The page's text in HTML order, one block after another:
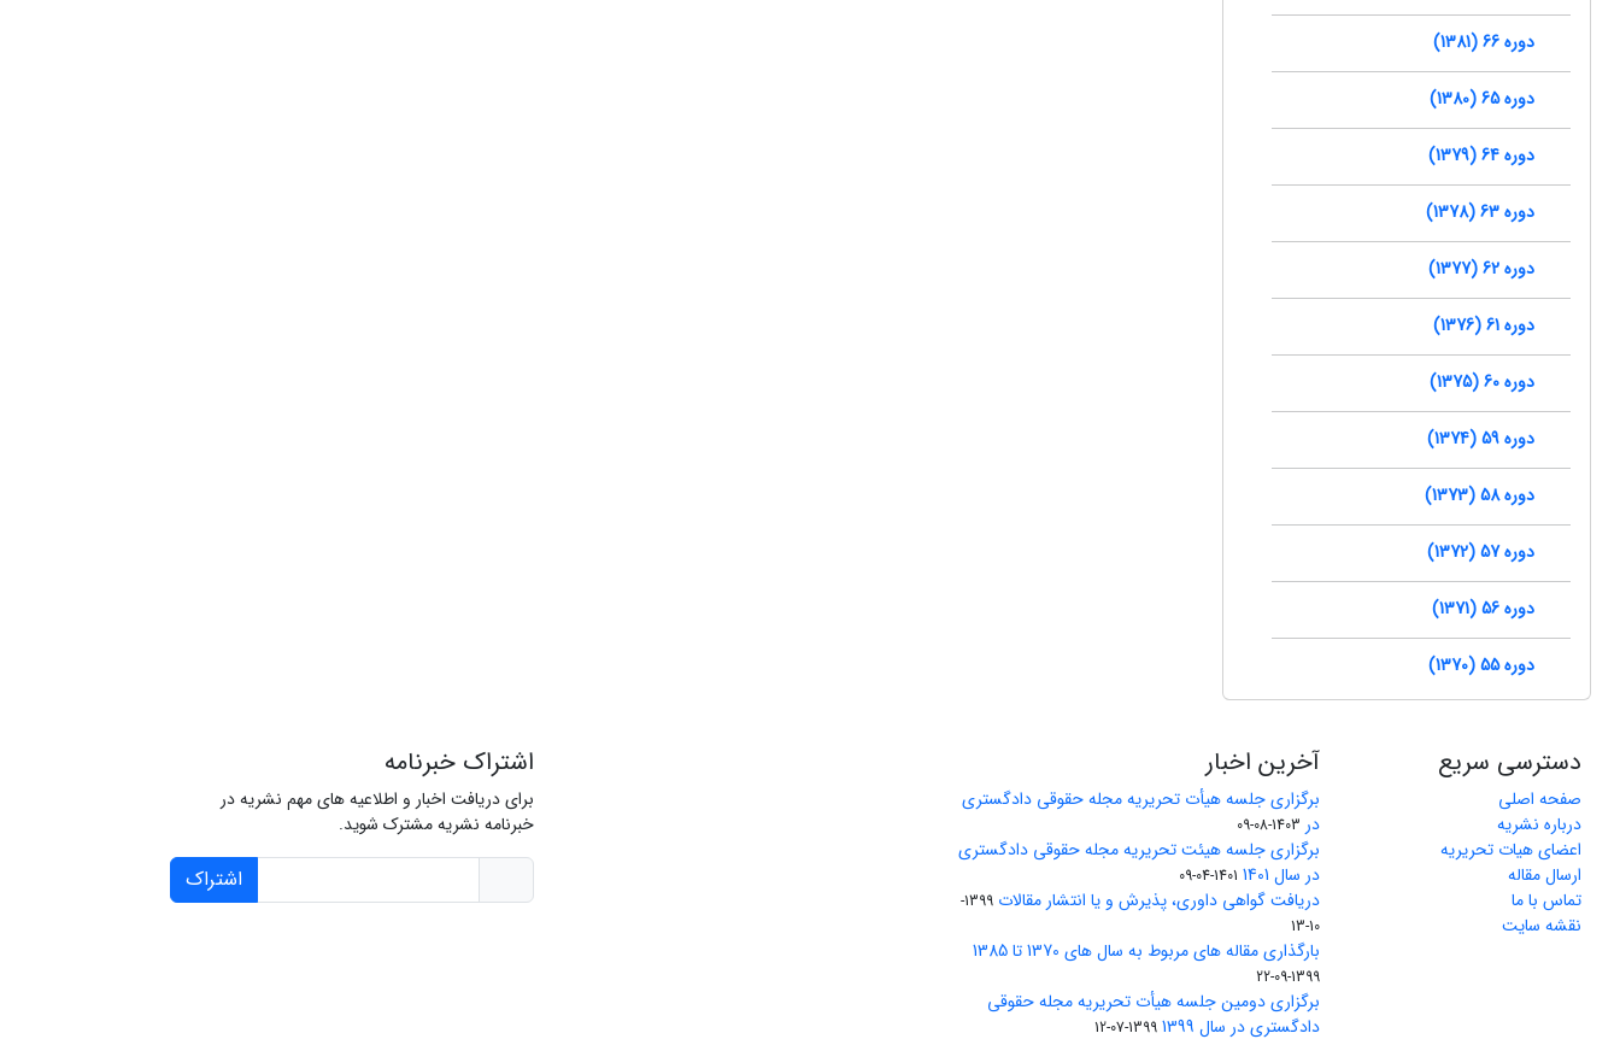
دوره 66 (1381)
دوره 65 (1380)
دوره 64 (1379)
دوره 63 (1378)
دوره 62 (1377)
دوره 61 (1376)
دوره 60 (1375)
دوره 59 (1374)
دوره 58 (1373)
دوره 57 (1372)
دوره 56 (1371)
دوره 55 (1370)
دسترسی سریع
صفحه اصلی
درباره نشریه
اعضای هیات تحریریه
ارسال مقاله
تماس با ما
نقشه سایت
آخرین اخبار
برگزاری جلسه هیأت تحریریه مجله حقوقی دادگستری
در 1403-08-09
برگزاری جلسه هیئت تحریریه مجله حقوقی دادگستری
در سال 1401
1401-04-09
دریافت گواهی داوری، پذیرش و یا انتشار مقالات
1399-
10-13
بارگذاری مقاله های مربوط به سال های 1370 تا 1385
1399-09-22
برگزاری دومین جلسه هیأت تحریریه مجله حقوقی
دادگستری در سال 1399
1399-07-12
اشتراک خبرنامه
برای دریافت اخبار و اطلاعیه های مهم نشریه در
خبرنامه نشریه مشترک شوید.
اشتراک